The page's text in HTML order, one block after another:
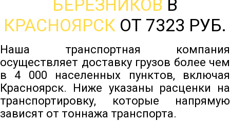
БЕРЕЗНИКОВ В
КРАСНОЯРСК ОТ 7323 РУБ.
Наша транспортная компания
осуществляет доставку грузов более чем
в 4 000 населенных пунктов, включая
Красноярск. Ниже указаны расценки на
транспортировку, которые напрямую
зависят от тоннажа транспорта.